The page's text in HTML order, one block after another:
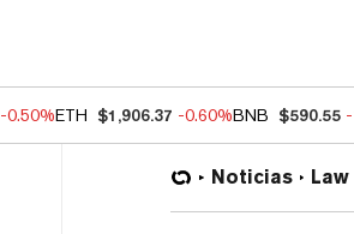
-0.50%ETH $1,906.37 -0.60%BNB $590.55
Noticias